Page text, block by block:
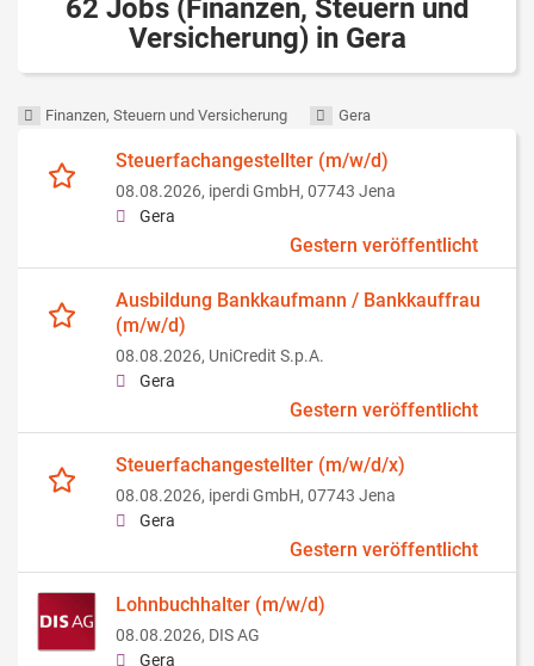
62 Jobs (Finanzen, Steuern und
Versicherung) in Gera
Finanzen, Steuern und Versicherung Gera
Steuerfachangestellter (m/w/d)
08.08.2026, iperdi GmbH, 07743 Jena
Gera
Gestern veröffentlicht
Ausbildung Bankkaufmann / Bankkauffrau
(m/w/d)
08.08.2026, UniCredit S.p.A.
Gera
Gestern veröffentlicht
Steuerfachangestellter (m/w/d/x)
08.08.2026, iperdi GmbH, 07743 Jena
Gera
Gestern veröffentlicht
Lohnbuchhalter (m/w/d)
08.08.2026, DIS AG
Gera